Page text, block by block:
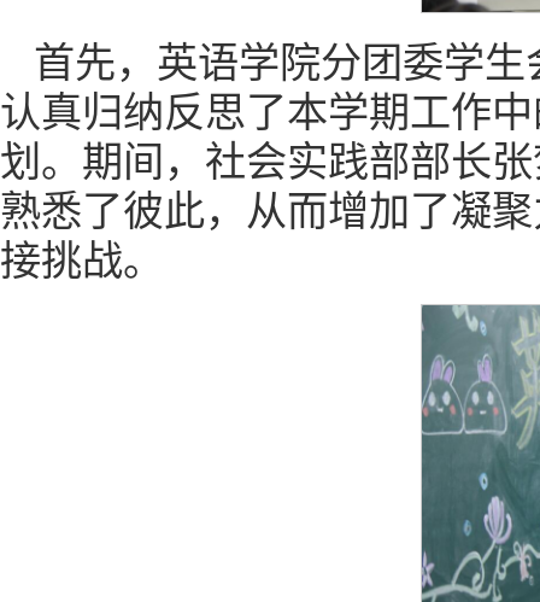
首先，英语学院分团委学
认真归纳反思了本学期工作
划。期间，社会实践部部长
熟悉了彼此，从而增加了凝
接挑战。